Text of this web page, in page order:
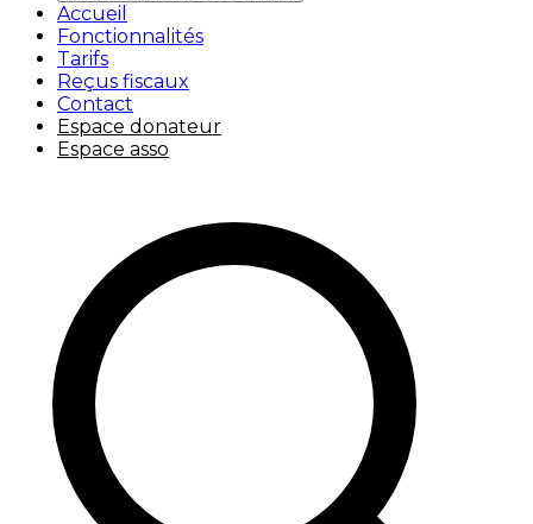
Accueil
Fonctionnalités
Tarifs
Reçus fiscaux
Contact
Espace donateur
Espace asso